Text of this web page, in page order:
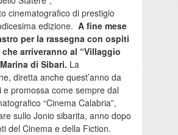
cinematografico di prestigio
edizione. A fine mese
per la rassegna con ospiti
che arriveranno al “Villaggio
di Sibari. La
diretta anche quest’anno da
e promossa come sempre dal
“Cinema Calabria”,
sullo Jonio sibarita, anno dopo
del Cinema e della Fiction.